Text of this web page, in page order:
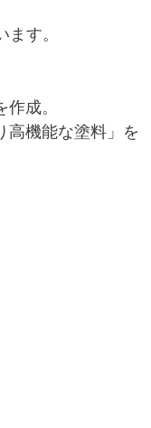
す。
成。
高機能な塗料」を